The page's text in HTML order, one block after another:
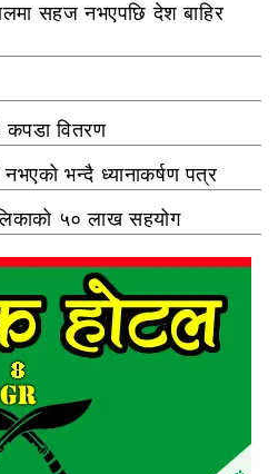
सहज नभएपछि देश बाहिर
कपडा वितरण
नभएको भन्दै ध्यानाकर्षण पत्र
५० लाख सहयोग